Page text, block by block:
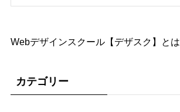
Webデザインスクール【デザスク】とは
カテゴリー